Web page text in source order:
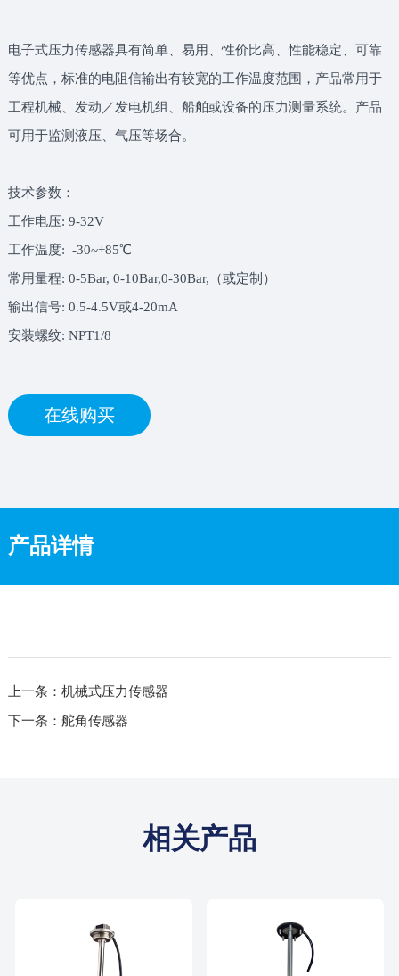
电子式压力传感器具有简单、易用、性价比高、性能稳定、可靠
等优点，标准的电阻信输出有较宽的工作温度范围，产品常用于
工程机械、发动／发电机组、船舶或设备的压力测量系统。产品
可用于监测液压、气压等场合。
技术参数：
工作电压: 9-32V
工作温度: -30~+85℃
常用量程: 0-5Bar, 0-10Bar,0-30Bar,（或定制）
输出信号: 0.5-4.5V或4-20mA
安装螺纹: NPT1/8
在线购买
产品详情
上一条：机械式压力传感器
下一条：舵角传感器
相关产品